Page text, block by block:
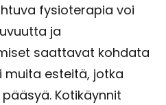
fysioterapia voi
ja
saattavat kohdata
muita esteitä, jotka
Kotikäynnit